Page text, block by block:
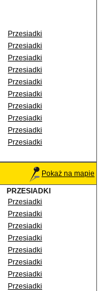
Przesiadki
Przesiadki
Przesiadki
Przesiadki
Przesiadki
Przesiadki
Przesiadki
Przesiadki
Przesiadki
Przesiadki
Pokaż na mapie
PRZESIADKI
Przesiadki
Przesiadki
Przesiadki
Przesiadki
Przesiadki
Przesiadki
Przesiadki
Przesiadki